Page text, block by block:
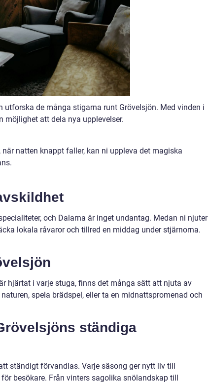
utforska de många stigarna runt Grövelsjön. Med vinden i
möjlighet att dela nya upplevelser.
när natten knappt faller, kan ni uppleva det magiska
och Dalarna är inget undantag. Medan ni njuter
lokala råvaror och tillred en middag under stjärnorna.
hjärtat i varje stuga, finns det många sätt att njuta av
spela brädspel, eller ta en midnattspromenad och
ständiga
ständigt förvandlas. Varje säsong ger nytt liv till
besökare. Från vinters sagolika snölandskap till